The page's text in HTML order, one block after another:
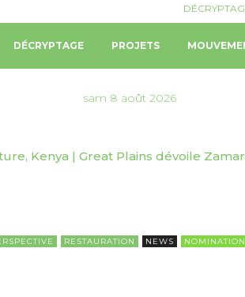
DÉCRYPTAGE PROJETS
sam 8 août 2026
Kenya | Great Plains dévoile
Australie | Josquin Crepelliere
RESTAURATION NEWS